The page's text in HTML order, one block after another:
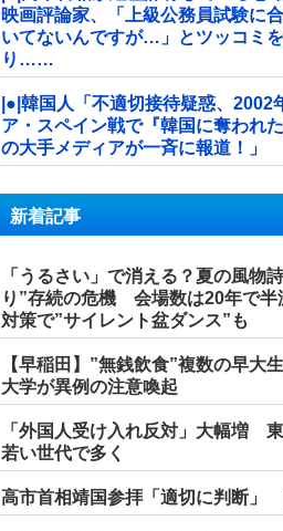
映画評論家、「上級公務員試験に
いてないんですが…」とツッコミを
り……
|●|韓国人「不適切接待疑惑、2002
ア・スペイン戦で『韓国に奪われ
の大手メディアが一斉に報道！」
新着記事
「うるさい」で消える？夏の風物
り”存続の危機 会場数は20年で
対策で”サイレント盆ダンス”も
【早稲田】”無銭飲食”複数の早大
大学が異例の注意喚起
「外国人受け入れ反対」大幅増 東
若い世代で多く
高市首相靖国参拝「適切に判断」